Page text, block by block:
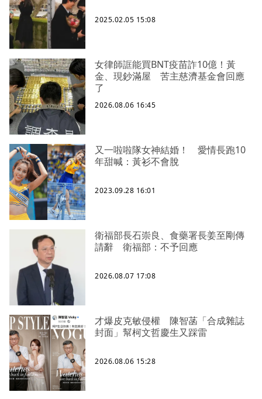
2025.02.05 15:08
女律師誆能買BNT疫苗詐10億！黃
金、現鈔滿屋 苦主慈濟基金會回應
了
2026.08.06 16:45
又一啦啦隊女神結婚！ 愛情長跑10
年甜喊：黃衫不會脫
2023.09.28 16:01
衛福部長石崇良、食藥署長姜至剛傳
請辭 衛福部：不予回應
2026.08.07 17:08
才爆皮克敏侵權 陳智菡「合成雜誌
封面」幫柯文哲慶生又踩雷
2026.08.06 15:28